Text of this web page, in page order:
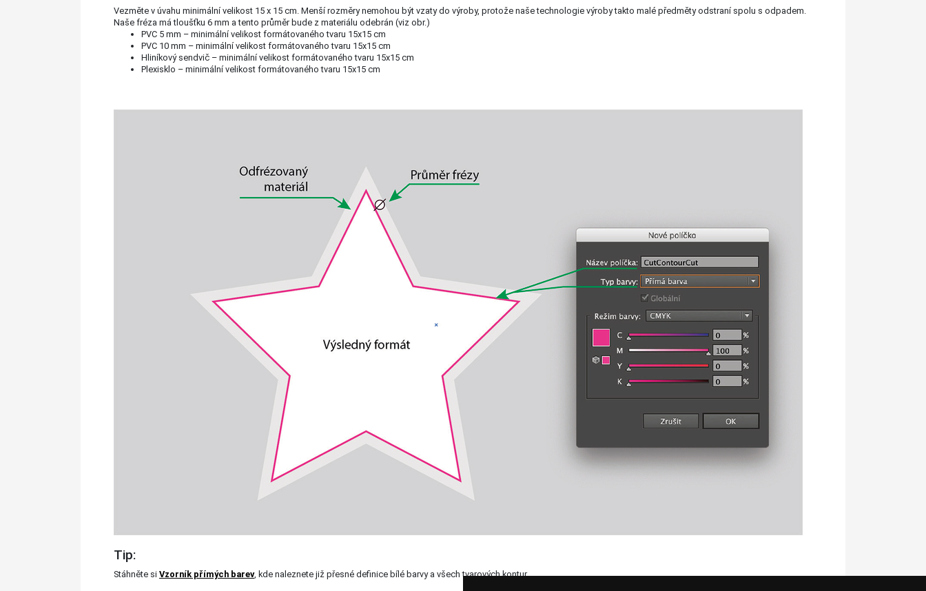
Vezměte v úvahu minimální velikost 15 x 15 cm. Menší rozměry nemohou být vzaty do výroby, protože naše technologie výroby takto malé předměty odstraní spolu s odpadem.
Naše fréza má tloušťku 6 mm a tento průměr bude z materiálu odebrán (viz obr.)
PVC 5 mm – minimální velikost formátovaného tvaru 15x15 cm
PVC 10 mm – minimální velikost formátovaného tvaru 15x15 cm
Hliníkový sendvič – minimální velikost formátovaného tvaru 15x15 cm
Plexisklo – minimální velikost formátovaného tvaru 15x15 cm
Tip:
Stáhněte si Vzorník přímých barev, kde naleznete již přesné definice bílé barvy a všech tvarových kontur.